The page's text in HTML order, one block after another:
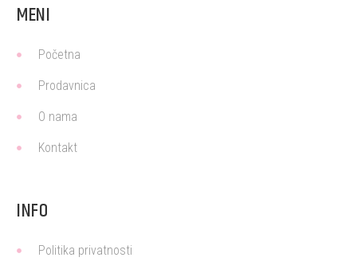
MENI
Početna
Prodavnica
O nama
Kontakt
INFO
Politika privatnosti